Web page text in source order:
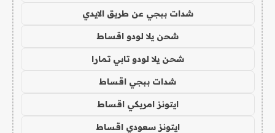
شدات ببجي عن طريق الايدي
شحن يلا لودو اقساط
شحن يلا لودو تابي تمارا
شدات ببجي اقساط
ايتونز امريكي اقساط
ايتونز سعودي اقساط